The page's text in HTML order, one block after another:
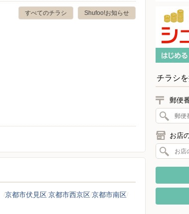
Shufoo!お知らせ
すべてのチラシ
京都市伏見区京都市西京区京都市南区
チラシ
郵便
お店